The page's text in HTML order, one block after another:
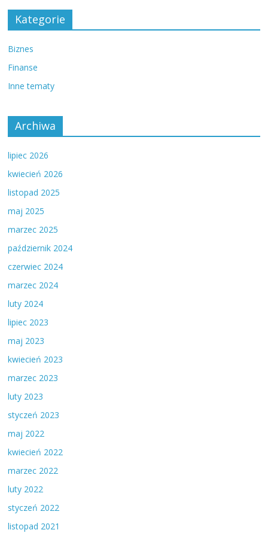
Kategorie
Biznes
Finanse
Inne tematy
Archiwa
lipiec 2026
kwiecień 2026
listopad 2025
maj 2025
marzec 2025
październik 2024
czerwiec 2024
marzec 2024
luty 2024
lipiec 2023
maj 2023
kwiecień 2023
marzec 2023
luty 2023
styczeń 2023
maj 2022
kwiecień 2022
marzec 2022
luty 2022
styczeń 2022
listopad 2021